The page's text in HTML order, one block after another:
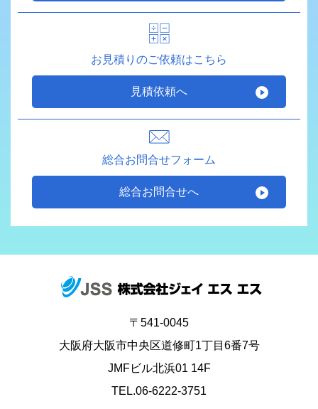
お見積りのご依頼はこちら
見積依頼へ
総合お問合せフォーム
総合お問合せへ
〒541-0045
大阪府大阪市中央区道修町1丁目6番7号
JMFビル北浜01 14F
TEL.06-6222-3751